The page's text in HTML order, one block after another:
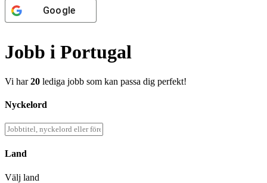
Google
Jobb i Portugal
Vi har20 lediga jobb som kan passa dig perfekt!
Nyckelord
Land
Välj land